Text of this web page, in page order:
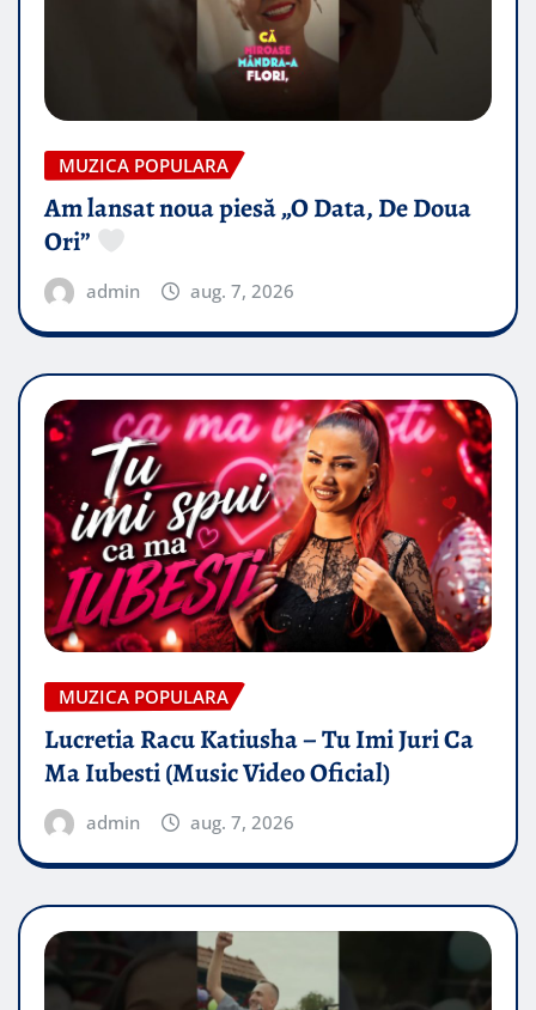
MUZICA POPULARA
Am lansat noua piesă „O Data, De Doua
Ori”
admin aug. 7, 2026
MUZICA POPULARA
Lucretia Racu Katiusha – Tu Imi Juri Ca
Ma Iubesti (Music Video Oficial)
admin aug. 7, 2026